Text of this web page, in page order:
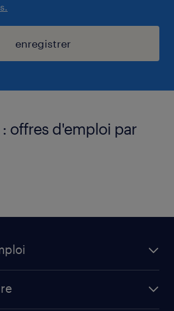
enregistrer
offres d'emploi par